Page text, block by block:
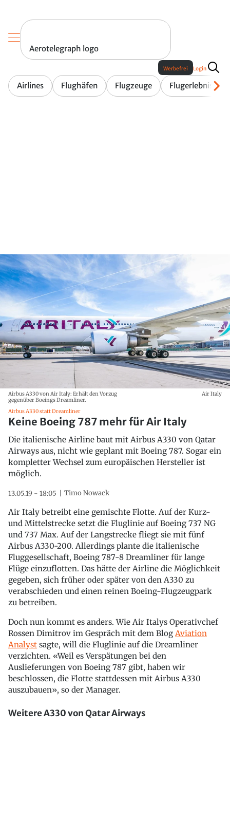
Aerotelegraph logo
Airlines Flughäfen Flugzeuge Flugerlebnis
Werbefrei Login
Airbus A330 von Air Italy: Erhält den Vorzug
gegenüber Boeings Dreamliner.
Air Italy
Airbus A330 statt Dreamliner
Keine Boeing 787 mehr für Air Italy
Die italienische Airline baut mit Airbus A330 von Qatar
Airways aus, nicht wie geplant mit Boeing 787. Sogar ein
kompletter Wechsel zum europäischen Hersteller ist
möglich.
13.05.19 - 18:05 Timo Nowack
Air Italy betreibt eine gemischte Flotte. Auf der Kurz-
und Mittelstrecke setzt die Fluglinie auf Boeing 737 NG
und 737 Max. Auf der Langstrecke fliegt sie mit fünf
Airbus A330-200. Allerdings plante die italienische
Fluggesellschaft, Boeing 787-8 Dreamliner für lange
Flüge einzuflotten. Das hätte der Airline die Möglichkeit
gegeben, sich früher oder später von den A330 zu
verabschieden und einen reinen Boeing-Flugzeugpark
zu betreiben.
Doch nun kommt es anders. Wie Air Italys Operativchef
Rossen Dimitrov im Gespräch mit dem Blog Aviation
Analyst sagte, will die Fluglinie auf die Dreamliner
verzichten. «Weil es Verspätungen bei den
Auslieferungen von Boeing 787 gibt, haben wir
beschlossen, die Flotte stattdessen mit Airbus A330
auszubauen», so der Manager.
Weitere A330 von Qatar Airways